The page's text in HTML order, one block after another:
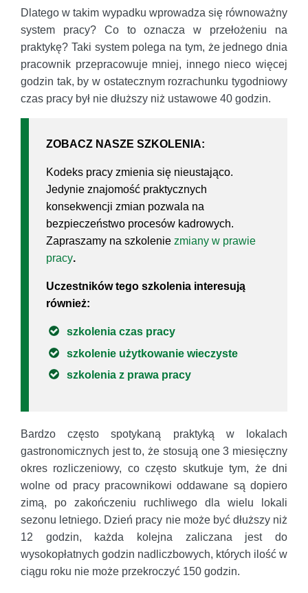
Dlatego w takim wypadku wprowadza się równoważny
system pracy? Co to oznacza w przełożeniu na
praktykę? Taki system polega na tym, że jednego dnia
pracownik przepracowuje mniej, innego nieco więcej
godzin tak, by w ostatecznym rozrachunku tygodniowy
czas pracy był nie dłuższy niż ustawowe 40 godzin.
ZOBACZ NASZE SZKOLENIA:
Kodeks pracy zmienia się nieustająco.
Jedynie znajomość praktycznych
konsekwencji zmian pozwala na
bezpieczeństwo procesów kadrowych.
Zapraszamy na szkolenie zmiany w prawie
pracy.
Uczestników tego szkolenia interesują
również:
szkolenia czas pracy
szkolenie użytkowanie wieczyste
szkolenia z prawa pracy
Bardzo często spotykaną praktyką w lokalach
gastronomicznych jest to, że stosują one 3 miesięczny
okres rozliczeniowy, co często skutkuje tym, że dni
wolne od pracy pracownikowi oddawane są dopiero
zimą, po zakończeniu ruchliwego dla wielu lokali
sezonu letniego. Dzień pracy nie może być dłuższy niż
12 godzin, każda kolejna zaliczana jest do
wysokopłatnych godzin nadliczbowych, których ilość w
ciągu roku nie może przekroczyć 150 godzin.